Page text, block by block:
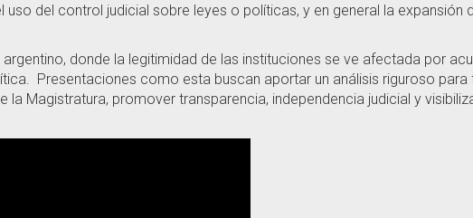
uso del control judicial sobre leyes o políticas, y en general la expansión
donde la legitimidad de las instituciones se ve afectada por
Presentaciones como esta buscan aportar un análisis riguroso
Magistratura, promover transparencia, independencia judicial y